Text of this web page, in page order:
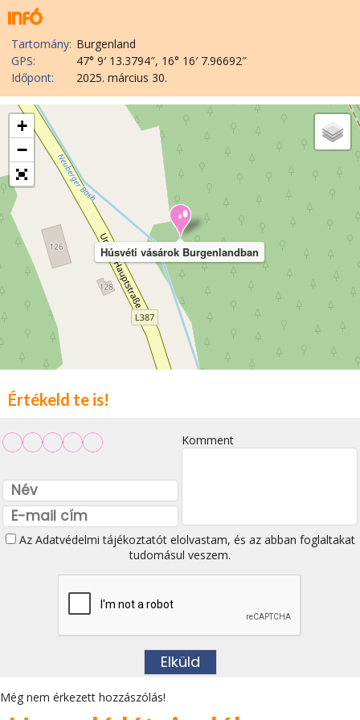
Tartomány: Burgenland
GPS:
47° 9′ 13.3794″, 16° 16′ 7.96692″
Időpont:
2025. március 30.
Húsvéti vásárok Burgenlandban
+
−
Értékeld te is!
Komment
Az Adatvédelmi tájékoztatótelolvastam, és az abban foglaltakat
tudomásul veszem.
Még nem érkezett hozzászólás!